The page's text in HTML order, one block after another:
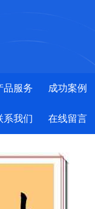
品服务 成功案例
系我们 在线留言